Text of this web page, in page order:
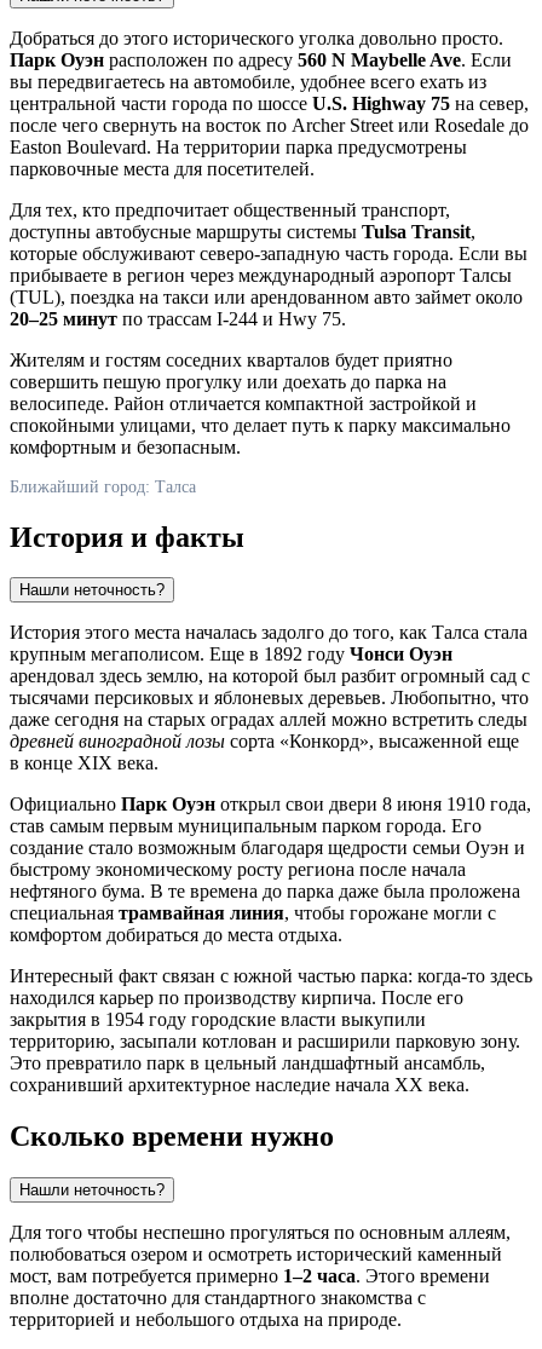
Добраться до этого исторического уголка довольно просто.
Парк Оуэн расположен по адресу 560 N Maybelle Ave. Если
вы передвигаетесь на автомобиле, удобнее всего ехать из
центральной части города по шоссе U.S. Highway 75 на север,
после чего свернуть на восток по Archer Street или Rosedale до
Easton Boulevard. На территории парка предусмотрены
парковочные места для посетителей.
Для тех, кто предпочитает общественный транспорт,
доступны автобусные маршруты системы Tulsa Transit,
которые обслуживают северо-западную часть города. Если вы
прибываете в регион через международный аэропорт Талсы
(TUL), поездка на такси или арендованном авто займет около
20–25 минут по трассам I-244 и Hwy 75.
Жителям и гостям соседних кварталов будет приятно
совершить пешую прогулку или доехать до парка на
велосипеде. Район отличается компактной застройкой и
спокойными улицами, что делает путь к парку максимально
комфортным и безопасным.
Ближайший город: Талса
История и факты
Нашли неточность?
История этого места началась задолго до того, как Талса стала
крупным мегаполисом. Еще в 1892 году Чонси Оуэн
арендовал здесь землю, на которой был разбит огромный сад с
тысячами персиковых и яблоневых деревьев. Любопытно, что
даже сегодня на старых оградах аллей можно встретить следы
древней виноградной лозы сорта «Конкорд», высаженной еще
в конце XIX века.
Официально Парк Оуэн открыл свои двери 8 июня 1910 года,
став самым первым муниципальным парком города. Его
создание стало возможным благодаря щедрости семьи Оуэн и
быстрому экономическому росту региона после начала
нефтяного бума. В те времена до парка даже была проложена
специальная трамвайная линия, чтобы горожане могли с
комфортом добираться до места отдыха.
Интересный факт связан с южной частью парка: когда-то здесь
находился карьер по производству кирпича. После его
закрытия в 1954 году городские власти выкупили
территорию, засыпали котлован и расширили парковую зону.
Это превратило парк в цельный ландшафтный ансамбль,
сохранивший архитектурное наследие начала XX века.
Сколько времени нужно
Нашли неточность?
Для того чтобы неспешно прогуляться по основным аллеям,
полюбоваться озером и осмотреть исторический каменный
мост, вам потребуется примерно 1–2 часа. Этого времени
вполне достаточно для стандартного знакомства с
территорией и небольшого отдыха на природе.